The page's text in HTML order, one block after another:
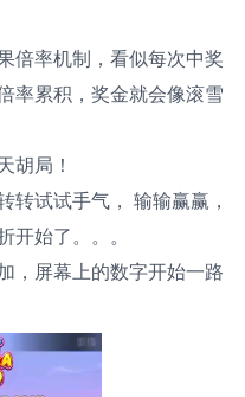
倍率机制，看似每次中奖
率累积，奖金就会像滚雪
胡局！
转试试手气， 输输赢赢，
开始了。。。
，屏幕上的数字开始一路